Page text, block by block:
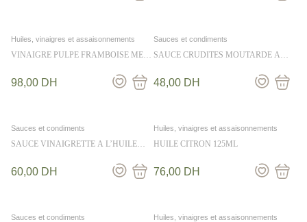
Huiles, vinaigres et assaisonnements
VINAIGRE PULPE FRAMBOISE MES
98,00 DH
Sauces et condiments
SAUCE CRUDITES MOUTARDE A
48,00 DH
Sauces et condiments
SAUCE VINAIGRETTE A L’HUILE
60,00 DH
Huiles, vinaigres et assaisonnements
HUILE CITRON 125ML
76,00 DH
Sauces et condiments Huiles, vinaigres et assaisonnements